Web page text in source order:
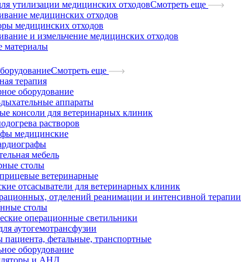
утилизации медицинских отходовСмотреть еще
медицинских отходов
медицинских отходов
и измельчение медицинских отходов
материалы
Смотреть еще
терапия
оборудование
аппараты
консоли для ветеринарных клиник
растворов
медицинские
мебель
столы
ветеринарные
отсасыватели для ветеринарных клиник
отделений реанимации и интенсивной терапии
столы
операционные светильники
аутогемотрансфузии
фетальные, транспортные
оборудование
и АНД